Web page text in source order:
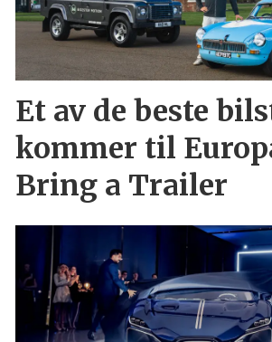
Et av de beste
kommer til
Bring a Trailer